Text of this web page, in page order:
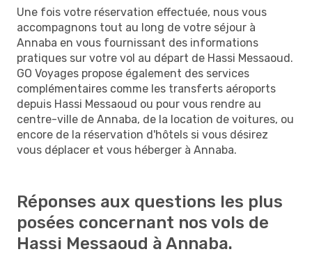
Une fois votre réservation effectuée, nous vous
accompagnons tout au long de votre séjour à
Annaba en vous fournissant des informations
pratiques sur votre vol au départ de Hassi Messaoud.
GO Voyages propose également des services
complémentaires comme les transferts aéroports
depuis Hassi Messaoud ou pour vous rendre au
centre-ville de Annaba, de la location de voitures, ou
encore de la réservation d'hôtels si vous désirez
vous déplacer et vous héberger à Annaba.
Réponses aux questions les plus
posées concernant nos vols de
Hassi Messaoud à Annaba.